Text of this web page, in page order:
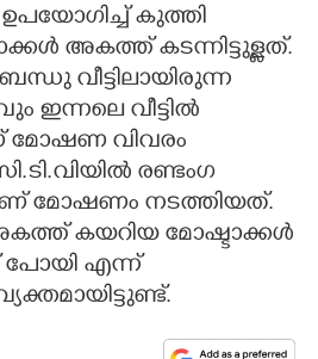
കുത്തി
അകത്ത് കടന്നിട്ടുള്ളത്.
വീട്ടിലായിരുന്ന
ഇന്നലെ വീട്ടിൽ
മോഷണ വിവരം
രണ്ടംഗ
മോഷണം നടത്തിയത്.
കയറിയ മോഷ്ടാക്കൾ
പോയി എന്ന്